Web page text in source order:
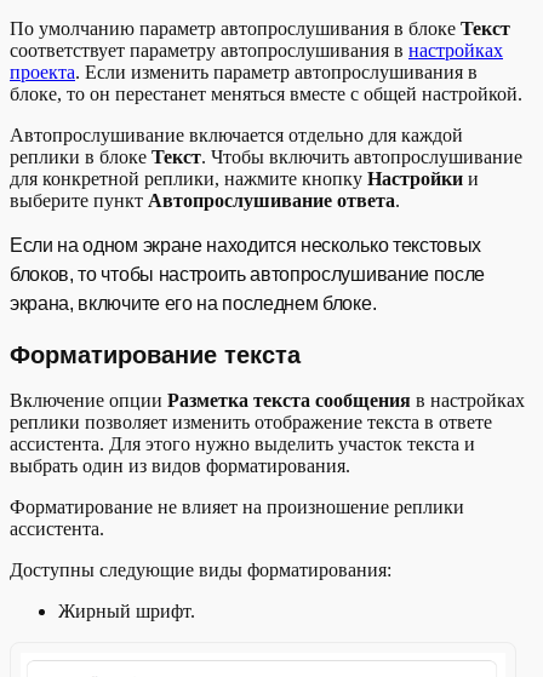
По умолчанию параметр автопрослушивания в блоке Текст
соответствует параметру автопрослушивания в настройках
проекта. Если изменить параметр автопрослушивания в
блоке, то он перестанет меняться вместе с общей настройкой.
Автопрослушивание включается отдельно для каждой
реплики в блоке Текст. Чтобы включить автопрослушивание
для конкретной реплики, нажмите кнопку Настройки и
выберите пункт Автопрослушивание ответа.
Если на одном экране находится несколько текстовых
блоков, то чтобы настроить автопрослушивание после
экрана, включите его на последнем блоке.
Форматирование текста
Включение опции Разметка текста сообщения в настройках
реплики позволяет изменить отображение текста в ответе
ассистента. Для этого нужно выделить участок текста и
выбрать один из видов форматирования.
Форматирование не влияет на произношение реплики
ассистента.
Доступны следующие виды форматирования:
Жирный шрифт.